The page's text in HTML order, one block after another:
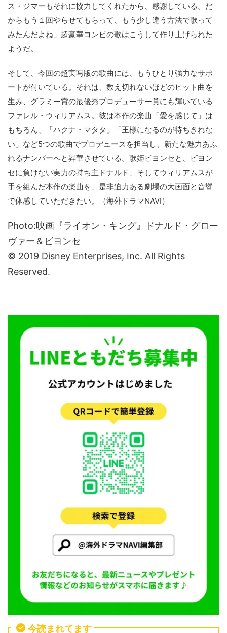
ス・ジマーもそれに協力してくれたから、感謝している。だ
からもう１回やらせてもらって、もう少し違う方法で歌って
みたんだよね」超豪華コンビの歌はこうして作り上げられた
ようだ。
そして、今回の超実写版の歌曲には、もうひとり強力なサポ
ートが付いている。それは、数え切れないほどのヒット曲を
生み、グラミー賞の最優秀プロデューサー賞にも輝いている
ファレル・ウィリアムス。彼は本作の楽曲「愛を感じて」は
もちろん、「ハクナ・マタタ」「王様になるのが待ちきれな
い」など5つの歌曲でプロデュースを担当し、新たな魅力あふ
れるナンバーへと昇華させている。歌姫ビヨンセと、ビヨン
セに負けない実力の持ち主ドナルド、そしてウィリアムスが
手を組んだ本作の楽曲を、是非迫力ある劇場の大画面と音響
で体感していただきたい。（海外ドラマNAVI）
Photo:映画『ライオン・キング』ドナルド・グロー
ヴァー＆ビヨンセ
© 2019 Disney Enterprises, Inc. All Rights
Reserved.
今読まれてます